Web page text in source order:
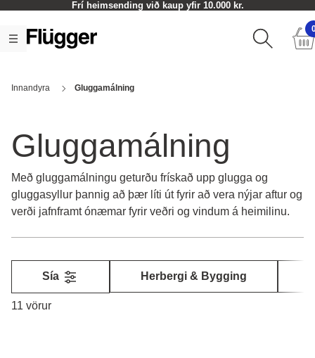
Frí heimsending við kaup yfir 10.000 kr.
Innandyra Gluggamálning
Gluggamálning
Með gluggamálningu geturðu frískað upp glugga og
gluggasyllur þannig að þær líti út fyrir að vera nýjar aftur og
verði jafnframt ónæmar fyrir veðri og vindum á heimilinu.
11 vörur
Sía Herbergi & Bygging